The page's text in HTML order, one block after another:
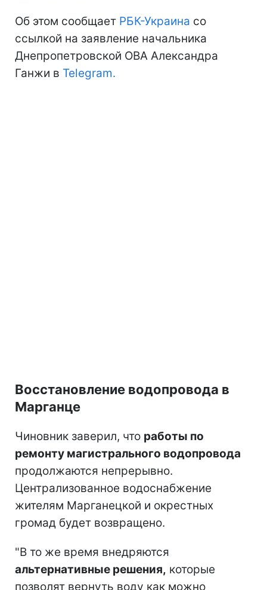
Об этом сообщает РБК-Украина со
ссылкой на заявление начальника
Днепропетровской ОВА Александра
Ганжи в Telegram.
Восстановление водопровода в
Марганце
Чиновник заверил, что работы по
ремонту магистрального водопровода
продолжаются непрерывно.
Централизованное водоснабжение
жителям Марганецкой и окрестных
громад будет возвращено.
"В то же время внедряются
альтернативные решения, которые
позволят вернуть воду как можно